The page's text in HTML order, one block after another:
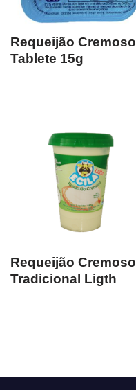
Requeijão Cremoso
Tablete 15g
Requeijão Cremoso
Tradicional Ligth